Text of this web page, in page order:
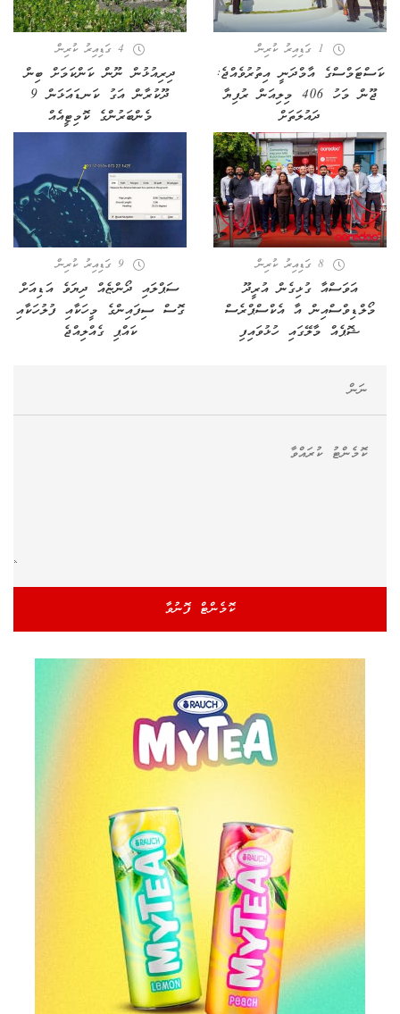
1 ގަޑިއިރު ކުރިން
ކަސްޓަމްސްގެ އާމްދަނީ އިތުރުވެއްޖެ:
ޖޫން މަހު 406 މިލިއަން ރުފިޔާ
ދައުލަތަށް
4 ގަޑިއިރު ކުރިން
ދިރިއުޅުން ނޫން ކަންކަމަށް ބިން
ދޫކުރާން އަގު ކަނޑައަޅަން 9
މެންބަރުންގެ ކޮމިޓީއެއް
8 ގަޑިއިރު ކުރިން
އަވަސްއާ ގުޅިގެން އުރީދޫ
މޯލްޑިވްސްއިން އާ އެކްސްޕްރެސް
ޝޮޕެއް މާލޭގައި ހުޅުވައިފި
9 ގަޑިއިރު ކުރިން
ސަޕްލައި ދޯންޏެއް ދިޔަވެ އަޑިއަށް
ގޮސް ސިފައިންގެ މީހަކާއި ފުލުހަކާއި
ކައްޕި ގެއްލިއްޖެ